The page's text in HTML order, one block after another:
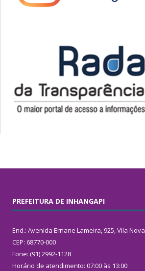
PREFEITURA DE INHANGAPI
End.: Avenida Ernane Lameira, 925, Vila Nova
CEP: 68770-000
Fone: (91) 2992-1128
Horário de atendimento: 07:00 às 13:00